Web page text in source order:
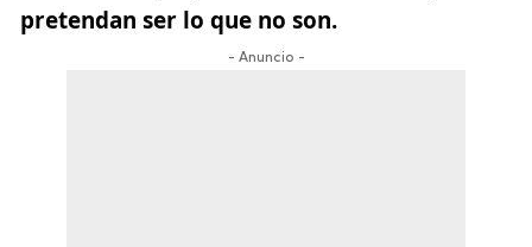
pretendan ser lo que no son.
- Anuncio -